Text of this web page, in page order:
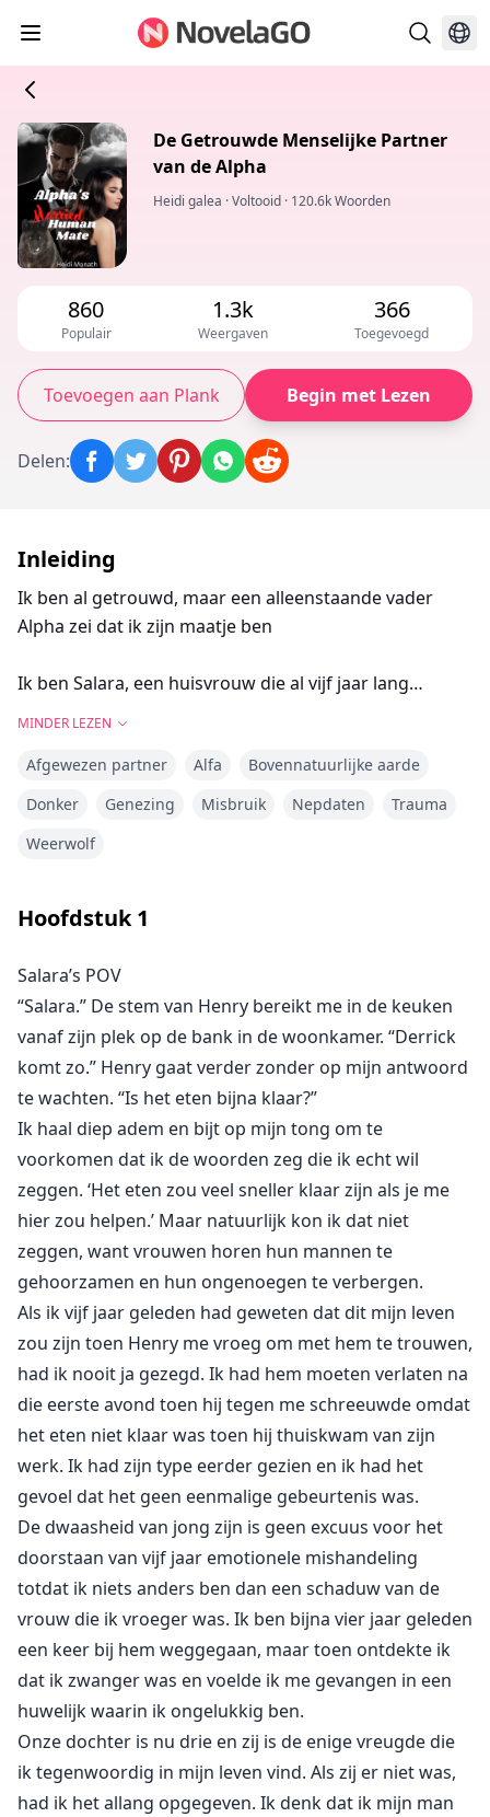
De Getrouwde Menselijke Partner
van de Alpha
Heidi galea ·Voltooid · 120.6k Woorden
860
Populair
1.3k
Weergaven
366
Toegevoegd
Toevoegen aan Plank Begin met Lezen
Delen:
Inleiding
Ik ben al getrouwd, maar een alleenstaande vader
Alpha zei dat ik zijn maatje ben
Ik ben Salara, een huisvrouw die al vijf jaar lang
maar toen ontdekte ik dat ik zwanger was en voelde ik
me gevangen in een huwelijk waarin ik ongelukkig
avondeten voor Henry's zakenpartner Derrick.
Hij is minstens een halve kop groter dan Henry en zijn
donkere uiterlijk spreekt me meer aan dan Henry's
lichtere verschijning. Zijn zwarte haar is kort geknipt
aan de onderkant met verleidelijke krullen bovenop.
En zijn ogen... nooit eerder heb ik zo'n tint groen in
iemands ogen gezien. Ik verlies mezelf in de diepte
ervan terwijl hij me hongerig aankijkt. Zijn goed
gedefinieerde borst spant zijn zwarte t-shirt perfect
over zijn gespierde lichaam, waardoor het water me in
de mond loopt terwijl ik naar hem staar.
"Derrick-" Henry onderbreekt onze stille beoordeling,
afkeuring in zijn stem. "Dit is mijn vrouw Sa-" Een
grom ontsnapt uit Derricks borst, onderbrekend
terwijl Henry me aan onze gast voorstelt.
Ik kijk vol fascinatie toe hoe zijn gezicht begint te
vervormen, zijn mond en neus versmelten tot er een
snuit ontstaat, grote hoektanden steken uit zijn lippen
terwijl hij naar Henry gromt. Henry's gezicht vult zich
met afschuw terwijl hij naar Derrick staart, proberend
te begrijpen wat er gebeurt.
"Maatje," gromt Derrick naar Henry, terwijl hij een stap
naar hem toe zet, waardoor Henry een stap achteruit
doet van angst.
MINDER LEZEN
Afgewezen partner Alfa
Bovennatuurlijke aarde
Donker
Genezing Misbruik Nepdaten
Trauma
Weerwolf
Hoofdstuk1
Salara’s POV
“Salara.” De stem van Henry bereikt me in de keuken
vanaf zijn plek op de bank in de woonkamer. “Derrick
komt zo.” Henry gaat verder zonder op mijn antwoord
te wachten. “Is het eten bijna klaar?”
Ik haal diep adem en bijt op mijn tong om te
voorkomen dat ik de woorden zeg die ik echt wil
zeggen. ‘Het eten zou veel sneller klaar zijn als je me
hier zou helpen.’ Maar natuurlijk kon ik dat niet
zeggen, want vrouwen horen hun mannen te
gehoorzamen en hun ongenoegen te verbergen.
Als ik vijf jaar geleden had geweten dat dit mijn leven
zou zijn toen Henry me vroeg om met hem te trouwen,
had ik nooit ja gezegd. Ik had hem moeten verlaten na
die eerste avond toen hij tegen me schreeuwde omdat
het eten niet klaar was toen hij thuiskwam van zijn
werk. Ik had zijn type eerder gezien en ik had het
gevoel dat het geen eenmalige gebeurtenis was.
De dwaasheid van jong zijn is geen excuus voor het
doorstaan van vijf jaar emotionele mishandeling
totdat ik niets anders ben dan een schaduw van de
vrouw die ik vroeger was. Ik ben bijna vier jaar geleden
een keer bij hem weggegaan, maar toen ontdekte ik
dat ik zwanger was en voelde ik me gevangen in een
huwelijk waarin ik ongelukkig ben.
Onze dochter is nu drie en zij is de enige vreugde die
ik tegenwoordig in mijn leven vind. Als zij er niet was,
had ik het allang opgegeven. Ik denk dat ik mijn man